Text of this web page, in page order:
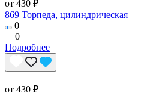
от 430 ₽
869 Торпеда, цилиндрическая
0
0
Подробнее
от 430 ₽